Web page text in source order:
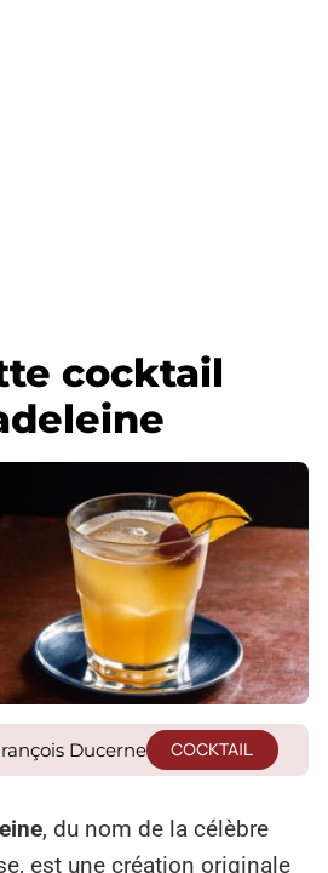
cocktail
Ducerne COCKTAIL
, du nom de la célèbre
est une création originale